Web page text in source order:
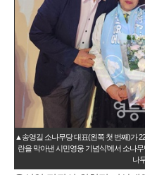
▲송영길 소나무당 대표(왼쪽 첫 번째)가
란을 막아낸 시민영웅 기념식’에서 소나
나